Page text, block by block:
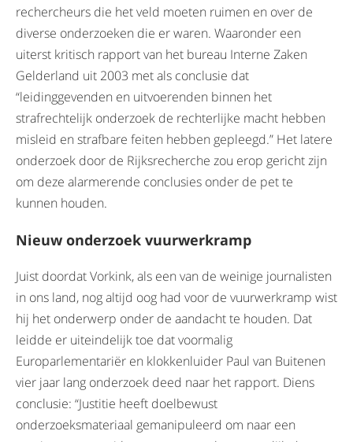
rechercheurs die het veld moeten ruimen en over de
diverse onderzoeken die er waren. Waaronder een
uiterst kritisch rapport van het bureau Interne Zaken
Gelderland uit 2003 met als conclusie dat
“leidinggevenden en uitvoerenden binnen het
strafrechtelijk onderzoek de rechterlijke macht hebben
misleid en strafbare feiten hebben gepleegd.” Het latere
onderzoek door de Rijksrecherche zou erop gericht zijn
om deze alarmerende conclusies onder de pet te
kunnen houden.
Nieuw onderzoek vuurwerkramp
Juist doordat Vorkink, als een van de weinige journalisten
in ons land, nog altijd oog had voor de vuurwerkramp wist
hij het onderwerp onder de aandacht te houden. Dat
leidde er uiteindelijk toe dat voormalig
Europarlementariër en klokkenluider Paul van Buitenen
vier jaar lang onderzoek deed naar het rapport. Diens
conclusie: “Justitie heeft doelbewust
onderzoeksmateriaal gemanipuleerd om naar een